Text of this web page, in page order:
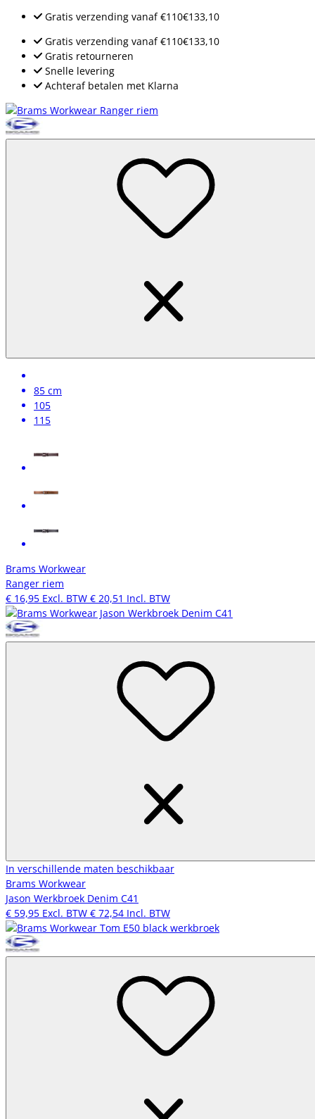
Gratis verzending vanaf€110€133,10
Gratis verzending vanaf€110€133,10
Gratis retourneren
Snelle levering
Achteraf betalen met Klarna
85 cm
105
115
Brams Workwear
Ranger riem
€ 16,95 Excl. BTW € 20,51 Incl. BTW
In verschillende maten beschikbaar
Brams Workwear
Jason Werkbroek Denim C41
€ 59,95 Excl. BTW € 72,54 Incl. BTW